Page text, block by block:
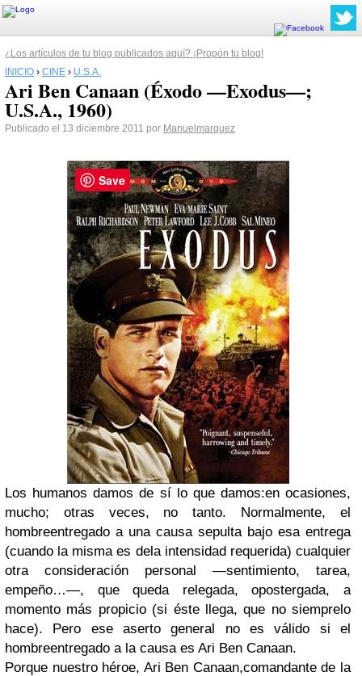
¿Los artículos de tu blog publicados aquí? ¡Propón tu blog!
INICIO › CINE › U.S.A.
Ari Ben Canaan (Éxodo —Exodus—;
U.S.A., 1960)
Publicado el 13 diciembre 2011 por Manuelmarquez
Los humanos damos de sí lo que damos:en ocasiones,
mucho; otras veces, no tanto. Normalmente, el
hombreentregado a una causa sepulta bajo esa entrega
(cuando la misma es dela intensidad requerida) cualquier
otra consideración personal —sentimiento, tarea,
empeño…—, que queda relegada, opostergada, a
momento más propicio (si éste llega, que no siemprelo
hace). Pero ese aserto general no es válido si el
hombreentregado a la causa es Ari Ben Canaan.
Porque nuestro héroe, Ari Ben Canaan,comandante de la
Save